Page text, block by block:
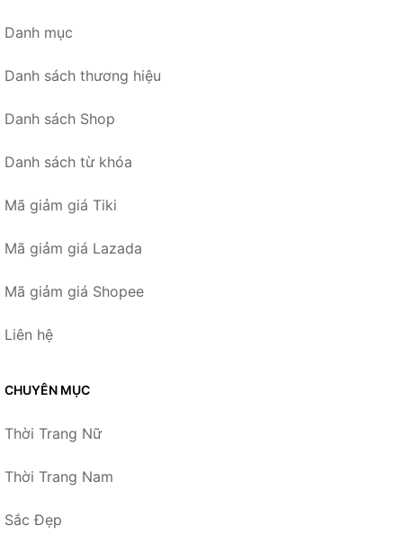
Danh mục
Danh sách thương hiệu
Danh sách Shop
Danh sách từ khóa
Mã giảm giá Tiki
Mã giảm giá Lazada
Mã giảm giá Shopee
Liên hệ
CHUYÊN MỤC
Thời Trang Nữ
Thời Trang Nam
Sắc Đẹp